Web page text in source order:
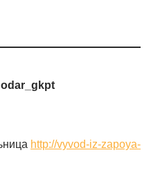
http://vyvod-iz-zapoya-